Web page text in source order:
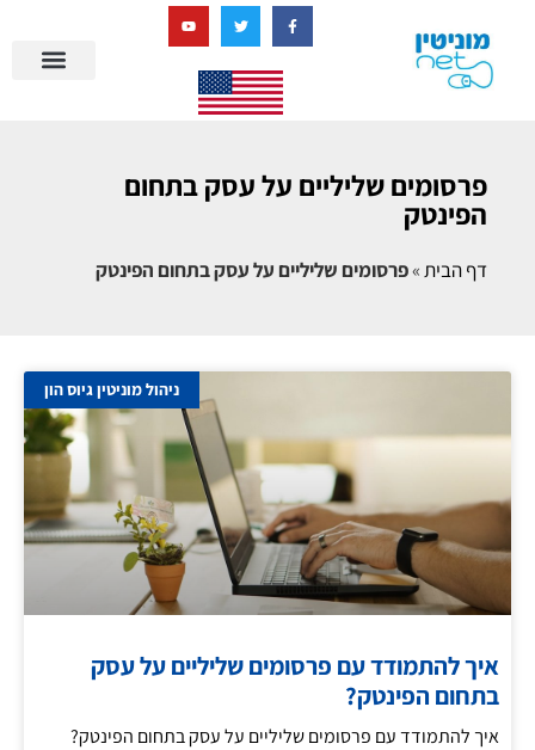
פרסומים שליליים על עסק בתחום
הפינטק
דף הבית»פרסומים שליליים על עסק בתחום הפינטק
ניהול מוניטין גיוס הון
איך להתמודד עם פרסומים שליליים על עסק
בתחום הפינטק?
איך להתמודד עם פרסומים שליליים על עסק בתחום הפינטק?